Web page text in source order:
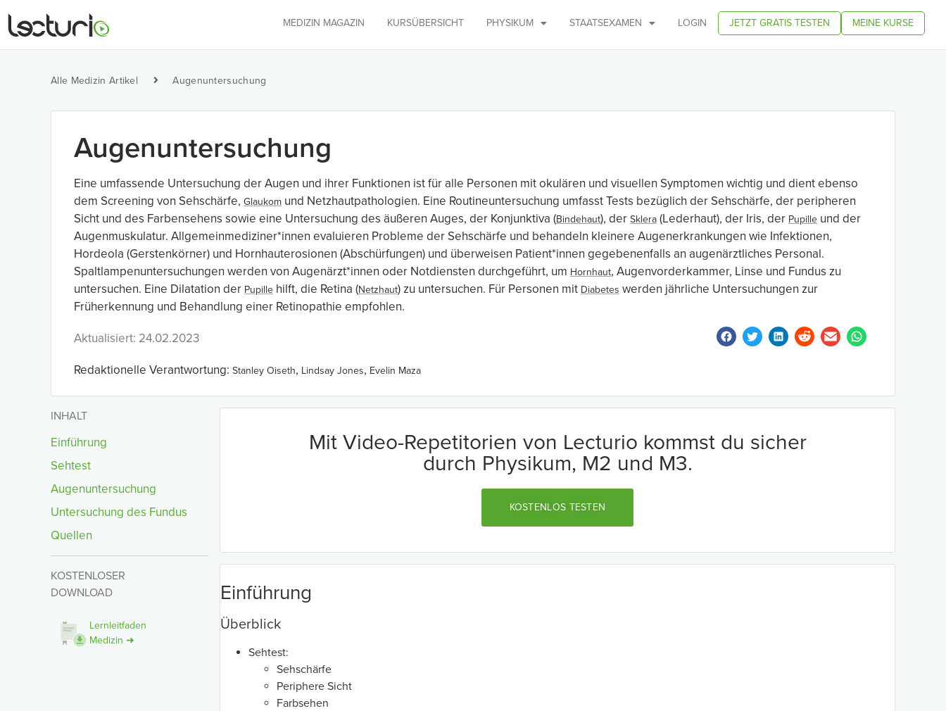
MEDIZIN MAGAZIN KURSÜBERSICHT PHYSIKUM STAATSEXAMEN LOGIN JETZT GRATIS TESTEN MEINE KURSE
Alle Medizin Artikel Augenuntersuchung
Augenuntersuchung
Eine umfassende Untersuchung der Augen und ihrer Funktionen ist für alle Personen mit okulären und visuellen Symptomen wichtig und dient ebenso
dem Screening von Sehschärfe, Glaukom und Netzhautpathologien. Eine Routineuntersuchung umfasst Tests bezüglich der Sehschärfe, der peripheren
Sicht und des Farbensehens sowie eine Untersuchung des äußeren Auges, der Konjunktiva (Bindehaut), der Sklera (Lederhaut), der Iris, der Pupille und der
Augenmuskulatur. Allgemeinmediziner*innen evaluieren Probleme der Sehschärfe und behandeln kleinere Augenerkrankungen wie Infektionen,
Hordeola (Gerstenkörner) und Hornhauterosionen (Abschürfungen) und überweisen Patient*innen gegebenenfalls an augenärztliches Personal.
Spaltlampenuntersuchungen werden von Augenärzt*innen oder Notdiensten durchgeführt, um Hornhaut, Augenvorderkammer, Linse und Fundus zu
untersuchen. Eine Dilatation der Pupille hilft, die Retina (Netzhaut) zu untersuchen. Für Personen mit Diabetes werden jährliche Untersuchungen zur
Früherkennung und Behandlung einer Retinopathie empfohlen.
Aktualisiert: 24.02.2023
Redaktionelle Verantwortung: Stanley Oiseth, Lindsay Jones, Evelin Maza
INHALT
Einführung
Sehtest
Augenuntersuchung
Untersuchung des Fundus
Quellen
KOSTENLOSER
DOWNLOAD
Lernleitfaden
Medizin ➜
Mit Video-Repetitorien von Lecturio kommst du sicher
durch Physikum, M2 und M3.
KOSTENLOS TESTEN
Einführung
Überblick
Sehtest:
Sehschärfe
Periphere Sicht
Farbsehen